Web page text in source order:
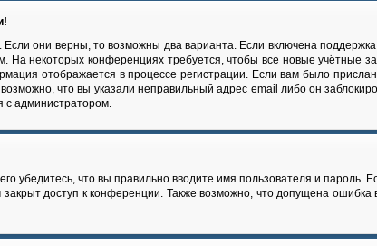
они верны, то возможны два варианта. Если включена поддержка
На некоторых конференциях требуется, чтобы все новые учётные
отображается в процессе регистрации. Если вам было
что вы указали неправильный адрес email либо он
с администратором.
убедитесь, что вы правильно вводите имя пользователя и пароль.
доступ к конференции. Также возможно, что допущена ошибка